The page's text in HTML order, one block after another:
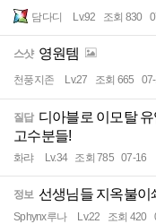
담다디 Lv.92 조회 830
스샷 영원템
천풍지존 Lv.27 조회 665
질답 디아블로 이모탈
고수분들!
화랴 Lv.34 조회 785 07-16
정보 선생님들 지옥불
Sphynx루나 Lv.22 조회 420